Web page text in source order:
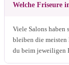
Welche Friseure
Viele Salons haben
bleiben die meisten
du beim jeweiligen